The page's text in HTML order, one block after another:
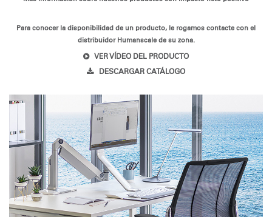
Para conocer la disponibilidad de un producto, le rogamos contacte con el
distribuidor Humanscale de su zona.
VER VÍDEO DEL PRODUCTO
DESCARGAR CATÁLOGO